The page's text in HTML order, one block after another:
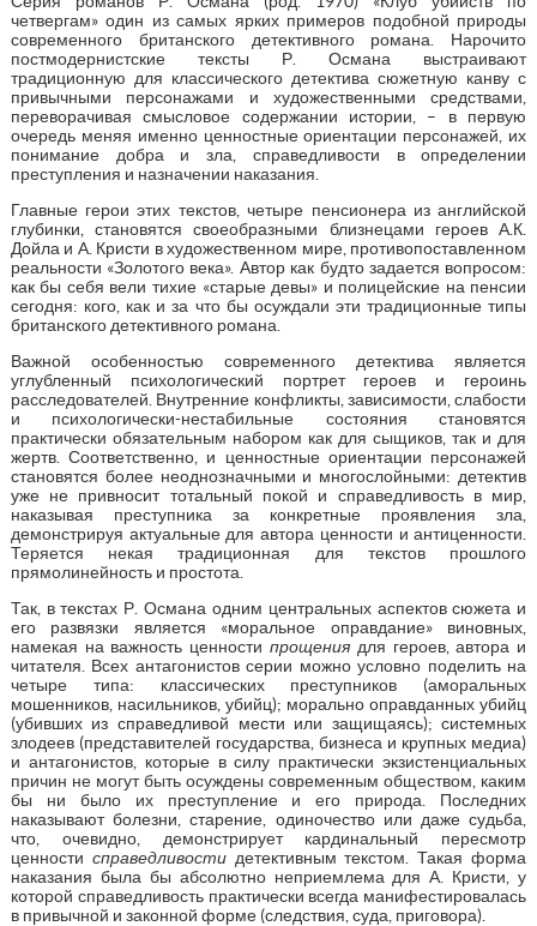
четвергам» один из самых ярких примеров подобной природы
современного британского детективного романа. Нарочито
постмодернистские тексты Р. Османа выстраивают
традиционную для классического детектива сюжетную канву с
привычными персонажами и художественными средствами,
переворачивая смысловое содержании истории, – в первую
очередь меняя именно ценностные ориентации персонажей, их
понимание добра и зла, справедливости в определении
преступления и назначении наказания.
Главные герои этих текстов, четыре пенсионера из английской
глубинки, становятся своеобразными близнецами героев А.К.
Дойла и А. Кристи в художественном мире, противопоставленном
реальности «Золотого века». Автор как будто задается вопросом:
как бы себя вели тихие «старые девы» и полицейские на пенсии
сегодня: кого, как и за что бы осуждали эти традиционные типы
британского детективного романа.
Важной особенностью современного детектива является
углубленный психологический портрет героев и героинь
расследователей. Внутренние конфликты, зависимости, слабости
и психологически-нестабильные состояния становятся
практически обязательным набором как для сыщиков, так и для
жертв. Соответственно, и ценностные ориентации персонажей
становятся более неоднозначными и многослойными: детектив
уже не привносит тотальный покой и справедливость в мир,
наказывая преступника за конкретные проявления зла,
демонстрируя актуальные для автора ценности и антиценности.
Теряется некая традиционная для текстов прошлого
прямолинейность и простота.
Так, в текстах Р. Османа одним центральных аспектов сюжета и
его развязки является «моральное оправдание» виновных,
намекая на важность ценности прощения для героев, автора и
читателя. Всех антагонистов серии можно условно поделить на
четыре типа: классических преступников (аморальных
мошенников, насильников, убийц); морально оправданных убийц
(убивших из справедливой мести или защищаясь); системных
злодеев (представителей государства, бизнеса и крупных медиа)
и антагонистов, которые в силу практически экзистенциальных
причин не могут быть осуждены современным обществом, каким
бы ни было их преступление и его природа. Последних
наказывают болезни, старение, одиночество или даже судьба,
что, очевидно, демонстрирует кардинальный пересмотр
ценности справедливостидетективным текстом. Такая форма
наказания была бы абсолютно неприемлема для А. Кристи, у
которой справедливость практически всегда манифестировалась
в привычной и законной форме (следствия, суда, приговора).